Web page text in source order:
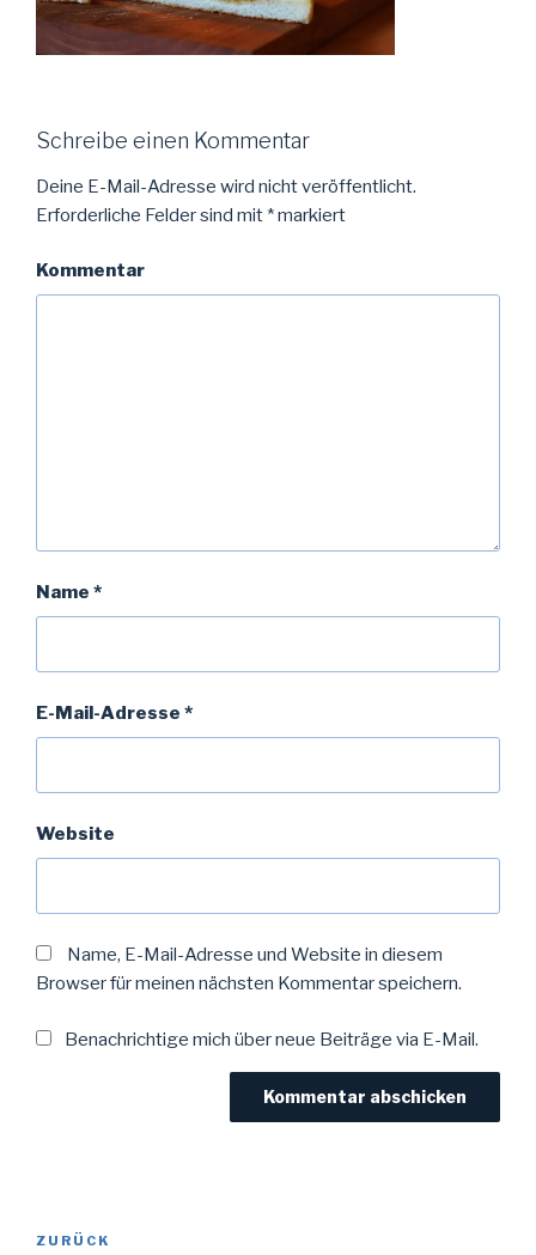
Schreibe einen Kommentar
Deine E-Mail-Adresse wird nicht veröffentlicht.
Erforderliche Felder sind mit *markiert
Kommentar
Name *
E-Mail-Adresse *
Website
Name, E-Mail-Adresse und Website in diesem
Browser für meinen nächsten Kommentar speichern.
Benachrichtige mich über neue Beiträge via E-Mail.
Beitragsnavigation
Vorheriger
ZURÜCK